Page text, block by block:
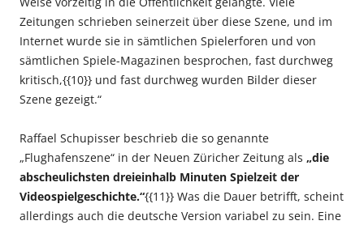
Zeitungen schrieben seinerzeit über diese Szene, und im
Internet wurde sie in sämtlichen Spielerforen und von
sämtlichen Spiele-Magazinen besprochen, fast durchweg
kritisch,{{10}} und fast durchweg wurden Bilder dieser
Szene gezeigt.“
Raffael Schupisser beschrieb die so genannte
„Flughafenszene“ in der Neuen Züricher Zeitung als „die
abscheulichsten dreieinhalb Minuten Spielzeit der
Videospielgeschichte.“{{11}} Was die Dauer betrifft, scheint
allerdings auch die deutsche Version variabel zu sein. Eine